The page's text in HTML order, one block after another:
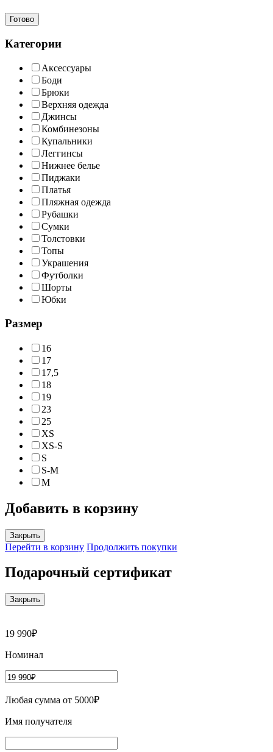
Готово
Категории
Аксессуары
Боди
Брюки
Верхняя одежда
Джинсы
Комбинезоны
Купальники
Леггинсы
Нижнее белье
Пиджаки
Платья
Пляжная одежда
Рубашки
Сумки
Толстовки
Топы
Украшения
Футболки
Шорты
Юбки
Размер
16
17
17,5
18
19
23
25
XS
XS-S
S
S-M
M
Добавить в корзину
Закрыть
Перейти в корзину Продолжить покупки
Подарочный сертификат
Закрыть
19 990₽
Номинал
Любая сумма от 5000₽
Имя получателя